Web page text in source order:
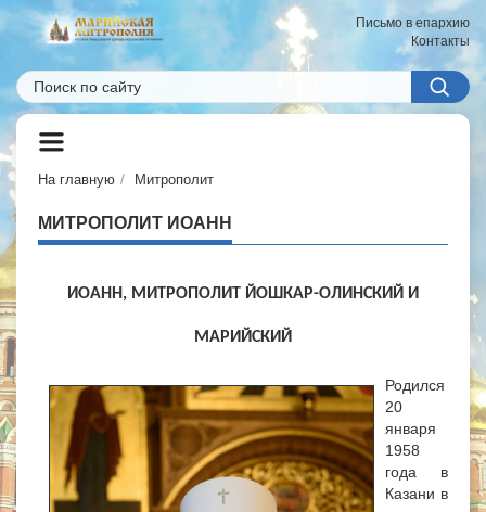
Письмо в епархию
Контакты
На главную Митрополит
МИТРОПОЛИТ ИОАНН
ИОАНН, МИТРОПОЛИТ ЙОШКАР-ОЛИНСКИЙ И
МАРИЙСКИЙ
Родился
20
января
1958
года в
Казани в